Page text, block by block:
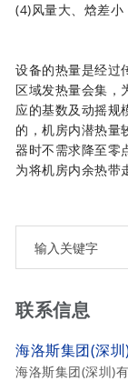
(4)风量大、焓差小
设备的热量是经过
区域发热量会集，
应的基数及动摇规
的，机房内潜热量
器时不需求降至零
为将机房内余热带
联系信息
海洛斯集团(深
海洛斯集团(深圳)